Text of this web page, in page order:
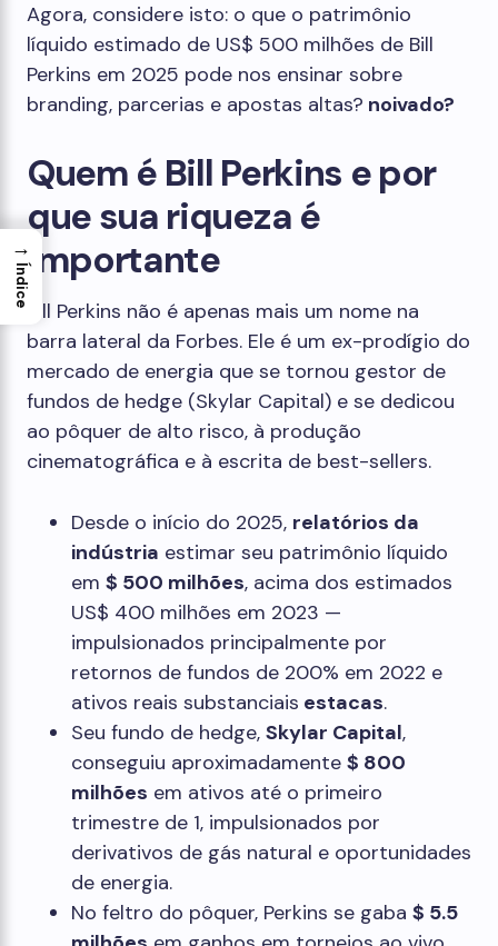
Agora, considere isto: o que o patrimônio
líquido estimado de US$ 500 milhões de Bill
Perkins em 2025 pode nos ensinar sobre
branding, parcerias e apostas altas? noivado?
Quem é Bill Perkins e por
que sua riqueza é
importante
Bill Perkins não é apenas mais um nome na
barra lateral da Forbes. Ele é um ex-prodígio do
mercado de energia que se tornou gestor de
fundos de hedge (Skylar Capital) e se dedicou
ao pôquer de alto risco, à produção
cinematográfica e à escrita de best-sellers.
Desde o início do 2025, relatórios da
indústria estimar seu patrimônio líquido
em $ 500 milhões, acima dos estimados
US$ 400 milhões em 2023 —
impulsionados principalmente por
retornos de fundos de 200% em 2022 e
ativos reais substanciais estacas.
Seu fundo de hedge, Skylar Capital,
conseguiu aproximadamente $ 800
milhões em ativos até o primeiro
trimestre de 1, impulsionados por
derivativos de gás natural e oportunidades
de energia.
No feltro do pôquer, Perkins se gaba $ 5.5
→
Índice